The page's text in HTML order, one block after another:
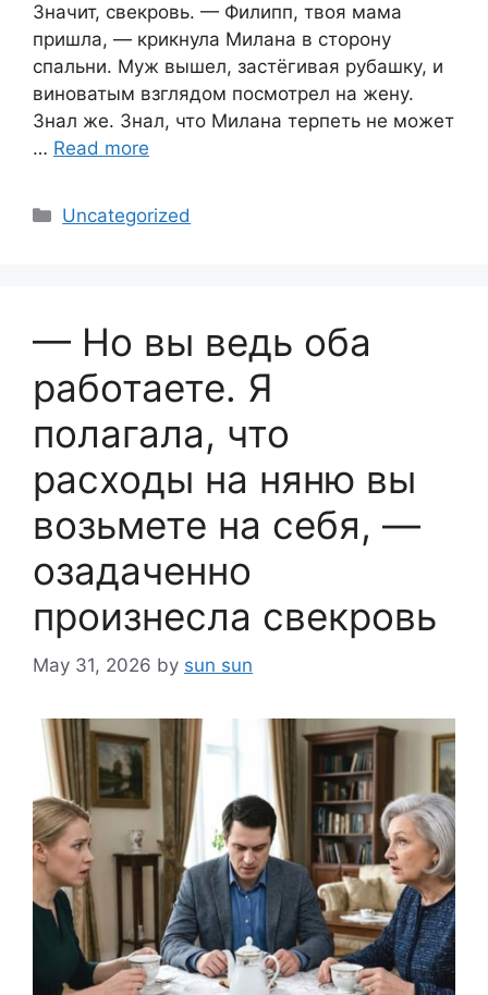
Значит, свекровь. — Филипп, твоя мама
пришла, — крикнула Милана в сторону
спальни. Муж вышел, застёгивая рубашку, и
виноватым взглядом посмотрел на жену.
Знал же. Знал, что Милана терпеть не может
… Read more
Categories
Uncategorized
— Но вы ведь оба
работаете. Я
полагала, что
расходы на няню вы
возьмете на себя, —
озадаченно
произнесла свекровь
May 31, 2026 by sun sun